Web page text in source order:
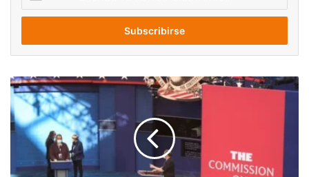
correo
Biden
y
Trump
protagonizan
esta
un